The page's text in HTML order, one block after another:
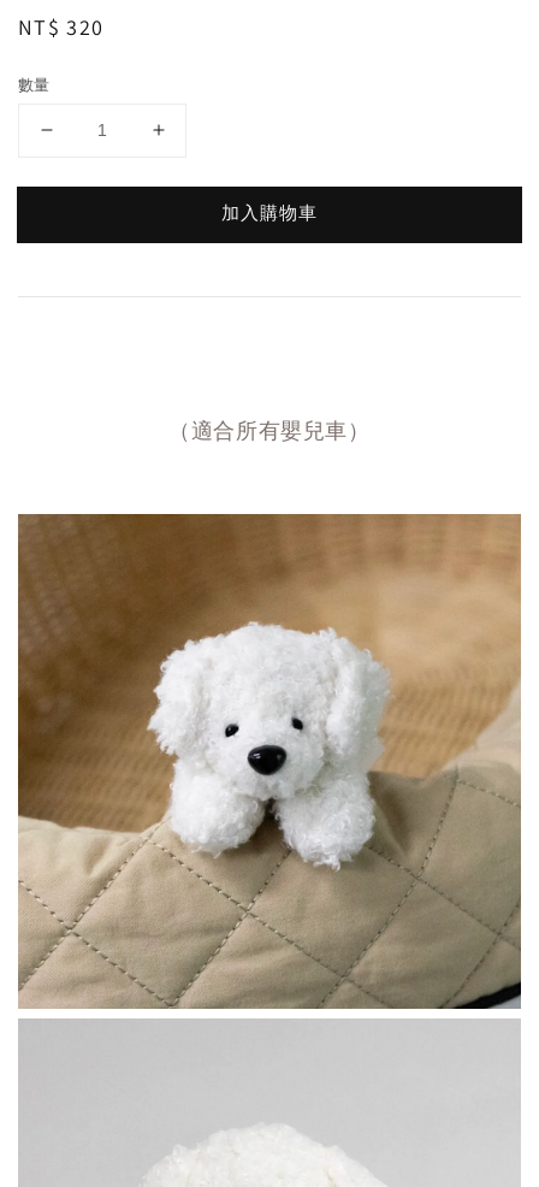
Regular
NT$ 320
數量
加入購物車
（適合所有嬰兒車）